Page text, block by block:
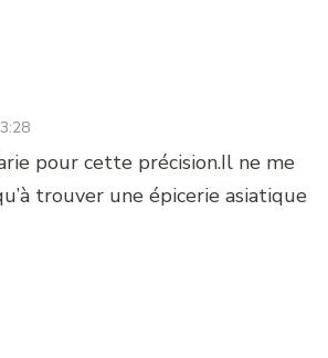
pour cette précision.Il ne me
trouver une épicerie asiatique